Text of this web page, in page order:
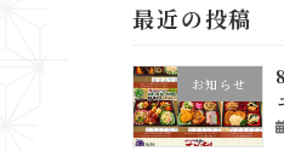
最近の投稿
お知らせ